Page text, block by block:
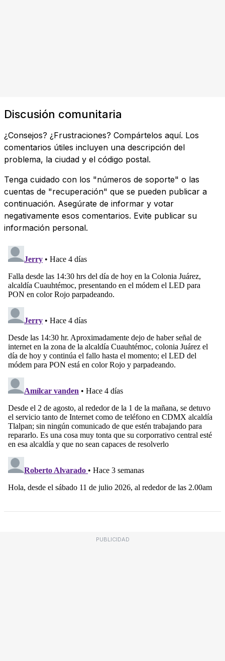
Discusión comunitaria
¿Consejos? ¿Frustraciones? Compártelos aquí. Los
comentarios útiles incluyen una descripción del
problema, la ciudad y el código postal.
Tenga cuidado con los "números de soporte" o las
cuentas de "recuperación" que se pueden publicar a
continuación. Asegúrate de informar y votar
negativamente esos comentarios. Evite publicar su
información personal.
PUBLICIDAD